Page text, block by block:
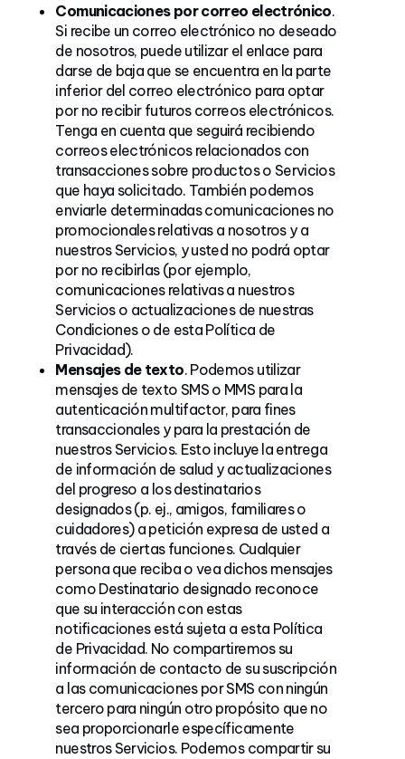
Comunicaciones por correo electrónico.
Si recibe un correo electrónico no deseado
de nosotros, puede utilizar el enlace para
darse de baja que se encuentra en la parte
inferior del correo electrónico para optar
por no recibir futuros correos electrónicos.
Tenga en cuenta que seguirá recibiendo
correos electrónicos relacionados con
transacciones sobre productos o Servicios
que haya solicitado. También podemos
enviarle determinadas comunicaciones no
promocionales relativas a nosotros y a
nuestros Servicios, y usted no podrá optar
por no recibirlas (por ejemplo,
comunicaciones relativas a nuestros
Servicios o actualizaciones de nuestras
Condiciones o de esta Política de
Privacidad).
Mensajes de texto. Podemos utilizar
mensajes de texto SMS o MMS para la
autenticación multifactor, para fines
transaccionales y para la prestación de
nuestros Servicios. Esto incluye la entrega
de información de salud y actualizaciones
del progreso a los destinatarios
designados (p. ej., amigos, familiares o
cuidadores) a petición expresa de usted a
través de ciertas funciones. Cualquier
persona que reciba o vea dichos mensajes
como Destinatario designado reconoce
que su interacción con estas
notificaciones está sujeta a esta Política
de Privacidad. No compartiremos su
información de contacto de su suscripción
a las comunicaciones por SMS con ningún
tercero para ningún otro propósito que no
sea proporcionarle específicamente
nuestros Servicios. Podemos compartir su